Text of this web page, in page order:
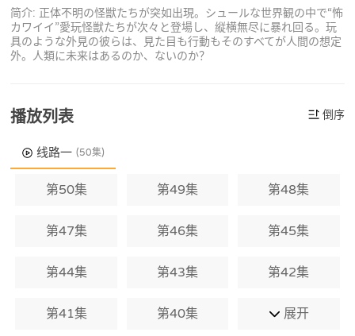
简介: 正体不明の怪獣たちが突如出現。シュールな世界観の中で“怖
カワイイ”愛玩怪獣たちが次々と登場し、縦横無尽に暴れ回る。玩
具のような外見の彼らは、見た目も行動もそのすべてが人間の想定
外。人類に未来はあるのか、ないのか？
播放列表 倒序
线路一 (50集)
第50集 第49集 第48集
第47集 第46集 第45集
第44集 第43集 第42集
第41集 第40集 展开